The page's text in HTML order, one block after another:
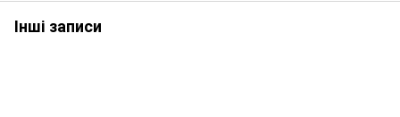
Інші записи